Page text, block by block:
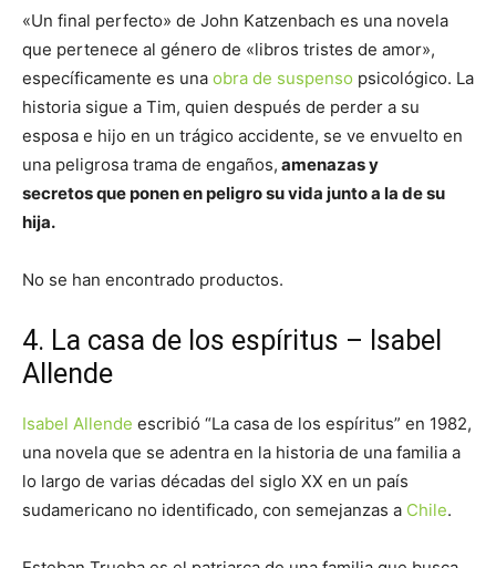
«Un final perfecto» de John Katzenbach es una novela
que pertenece al género de «libros tristes de amor»,
específicamente es una obra de suspenso psicológico. La
historia sigue a Tim, quien después de perder a su
esposa e hijo en un trágico accidente, se ve envuelto en
una peligrosa trama de engaños, amenazas y
secretos que ponen en peligro su vida junto a la de su
hija.
No se han encontrado productos.
4. La casa de los espíritus – Isabel
Allende
Isabel Allende escribió “La casa de los espíritus” en 1982,
una novela que se adentra en la historia de una familia a
lo largo de varias décadas del siglo XX en un país
sudamericano no identificado, con semejanzas a Chile.